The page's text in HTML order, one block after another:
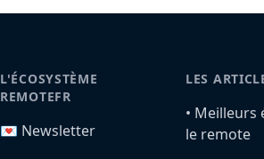
L'ÉCOSYSTÈME
REMOTEFR
💌 Newsletter
LES
•️ Meilleurs
le remote